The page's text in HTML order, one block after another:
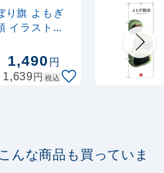
購入不可
リジナルのぼりポール
水色 (30537SBL)
リジナルのぼりポール
り旗 よもぎ
イラスト
1,490円
1,639円 税込
んな商品も買っていま